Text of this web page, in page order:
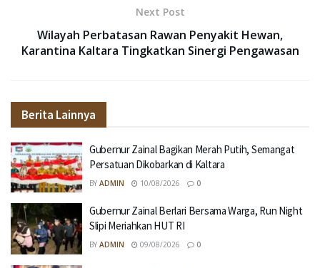
Next Post
Wilayah Perbatasan Rawan Penyakit Hewan,
Karantina Kaltara Tingkatkan Sinergi Pengawasan
Berita Lainnya
Gubernur Zainal Bagikan Merah Putih, Semangat
Persatuan Dikobarkan di Kaltara
BY ADMIN 10/08/2026 0
Gubernur Zainal Berlari Bersama Warga, Run Night
Slipi Meriahkan HUT RI
BY ADMIN 09/08/2026 0